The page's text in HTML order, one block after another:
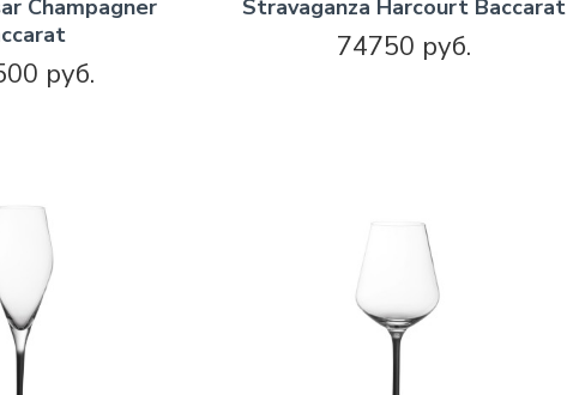
Champagner
руб.
Stravaganza Harcourt Baccarat
74750 руб.